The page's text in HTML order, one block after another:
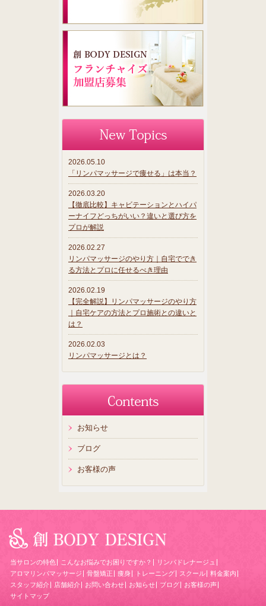
2026.05.10
「リンパマッサージで痩せる」は本当？
2026.03.20
【徹底比較】キャビテーションとハイパ
ーナイフどっちがいい？違いと選び方を
プロが解説
2026.02.27
リンパマッサージのやり方｜自宅ででき
る方法とプロに任せるべき理由
2026.02.19
【完全解説】リンパマッサージのやり方
｜自宅ケアの方法とプロ施術との違いと
は？
2026.02.03
リンパマッサージとは？
お知らせ
ブログ
お客様の声
当サロンの特色 こんなお悩みでお困りですか？
リンパドレナージュ
アロマリンパマッサージ
骨盤矯正 痩身 トレーニング スクール
料金案内
スタッフ紹介
店舗紹介 お問い合わせ お知らせ ブログ
お客様の声
サイトマップ